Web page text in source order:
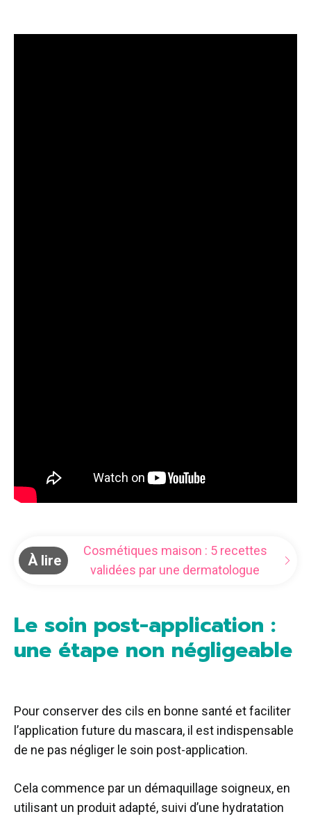
À lire
Cosmétiques maison : 5 recettes
validées par une dermatologue
Le soin post-application :
une étape non négligeable
Pour conserver des cils en bonne santé et faciliter
l’application future du mascara, il est indispensable
de ne pas négliger le soin post-application.
Cela commence par un démaquillage soigneux, en
utilisant un produit adapté, suivi d’une hydratation